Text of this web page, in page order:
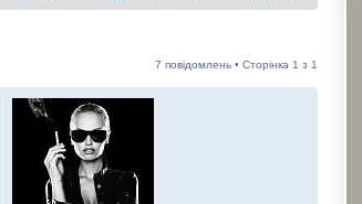
7 повідомлень • Сторінка 1 з 1